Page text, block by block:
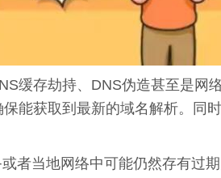
缓存劫持、DNS伪造甚至是网
能获取到最新的域名解析。同
者当地网络中可能仍然存有过